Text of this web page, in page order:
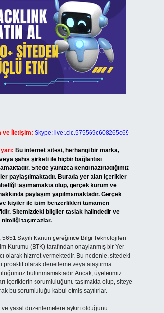
ve İletişim: Skype: live:.cid.575569c608265c69
Bu internet sitesi, herhangi bir marka,
şahıs şirketi ile hiçbir bağlantısı
Sitede yalnızca kendi hazırladığımız
paylaşılmaktadır. Burada yer alan içerikler
taşımamakta olup, gerçek kurum ve
paylaşım yapılmamaktadır. Gerçek
kişiler ile isim benzerlikleri tamamen
Sitemizdeki bilgiler taslak halindedir ve
taşımazlar.
5651 Sayılı Kanun gereğince Bilgi Teknolojileri
Kurumu (BTK) tarafından onaylanmış bir Yer
olarak hizmet vermektedir. Bu nedenle, sitedeki
proaktif olarak denetleme veya araştırma
bulunmamaktadır. Ancak, üyelerimiz
içeriklerin sorumluluğunu taşımakta olup, siteye
bu sorumluluğu kabul etmiş sayılırlar.
ve yasal düzenlemelere aykırı olduğunu